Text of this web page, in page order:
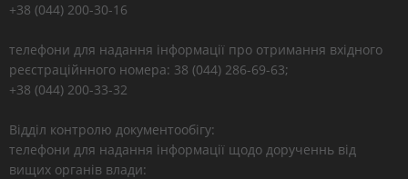
+38 (044) 200-30-16
телефони для надання інформації про отримання вхідного
реєстраційнного номера: 38 (044) 286-69-63;
+38 (044) 200-33-32
Відділ контролю документообігу:
телефони для надання інформації щодо дорученнь від
вищих органів влади: